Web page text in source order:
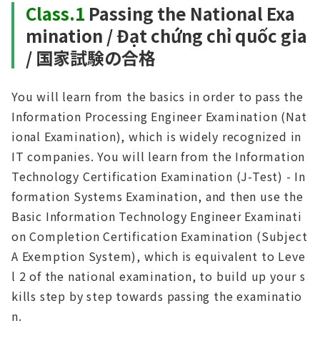
Class.1 Passing the National Exa
mination / Đạt chứng chỉ quốc gia
/ 国家試験の合格
You will learn from the basics in order to pass the
Information Processing Engineer Examination (Nat
ional Examination), which is widely recognized in
IT companies. You will learn from the Information
Technology Certification Examination (J-Test) - In
formation Systems Examination, and then use the
Basic Information Technology Engineer Examinati
on Completion Certification Examination (Subject
A Exemption System), which is equivalent to Leve
l 2 of the national examination, to build up your s
kills step by step towards passing the examinatio
n.